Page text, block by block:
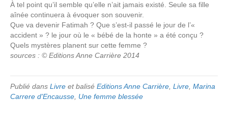
À tel point qu’il semble qu’elle n’ait jamais existé. Seule sa fille
aînée continuera à évoquer son souvenir.
Que va devenir Fatimah ? Que s’est-il passé le jour de l’«
accident » ? le jour où le « bébé de la honte » a été conçu ?
Quels mystères planent sur cette femme ?
sources : © Editions Anne Carrière 2014
Publié dans Livre et balisé Editions Anne Carrière, Livre, Marina
Carrere d'Encausse, Une femme blessée